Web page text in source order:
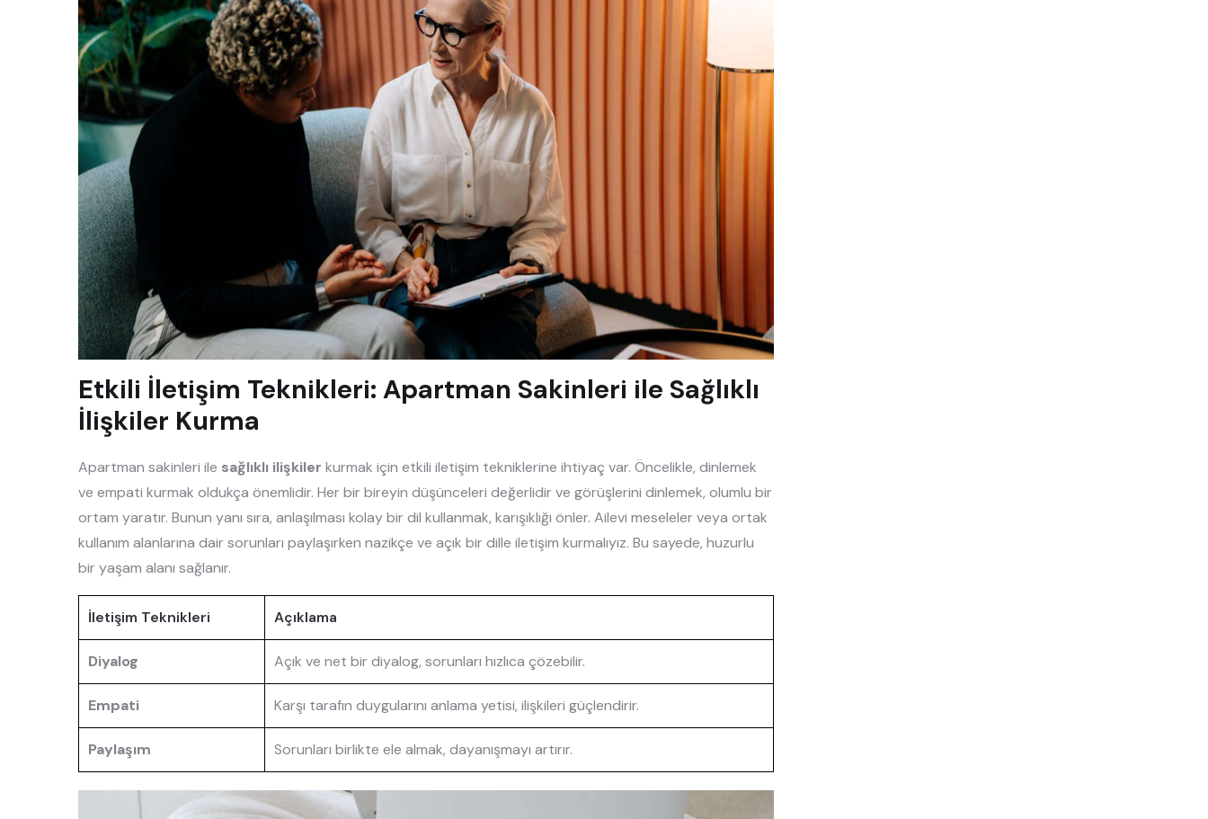
Etkili İletişim Teknikleri: Apartman Sakinleri ile Sağlıklı
İlişkiler Kurma
Apartman sakinleri ile sağlıklı ilişkiler kurmak için etkili iletişim tekniklerine ihtiyaç var. Öncelikle, dinlemek
ve empati kurmak oldukça önemlidir. Her bir bireyin düşünceleri değerlidir ve görüşlerini dinlemek, olumlu bir
ortam yaratır. Bunun yanı sıra, anlaşılması kolay bir dil kullanmak, karışıklığı önler. Ailevi meseleler veya ortak
kullanım alanlarına dair sorunları paylaşırken nazikçe ve açık bir dille iletişim kurmalıyız. Bu sayede, huzurlu
bir yaşam alanı sağlanır.
İletişim Teknikleri Açıklama
Diyalog Açık ve net bir diyalog, sorunları hızlıca çözebilir.
Empati Karşı tarafın duygularını anlama yetisi, ilişkileri güçlendirir.
Paylaşım Sorunları birlikte ele almak, dayanışmayı artırır.